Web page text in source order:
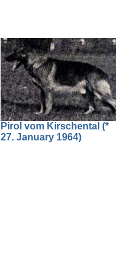
Pirol vom Kirschental (*
27. January 1964)